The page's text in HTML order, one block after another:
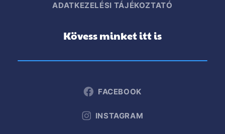
ADATKEZELÉSI TÁJÉKOZTATÓ
Kövess minket itt is
FACEBOOK
INSTAGRAM